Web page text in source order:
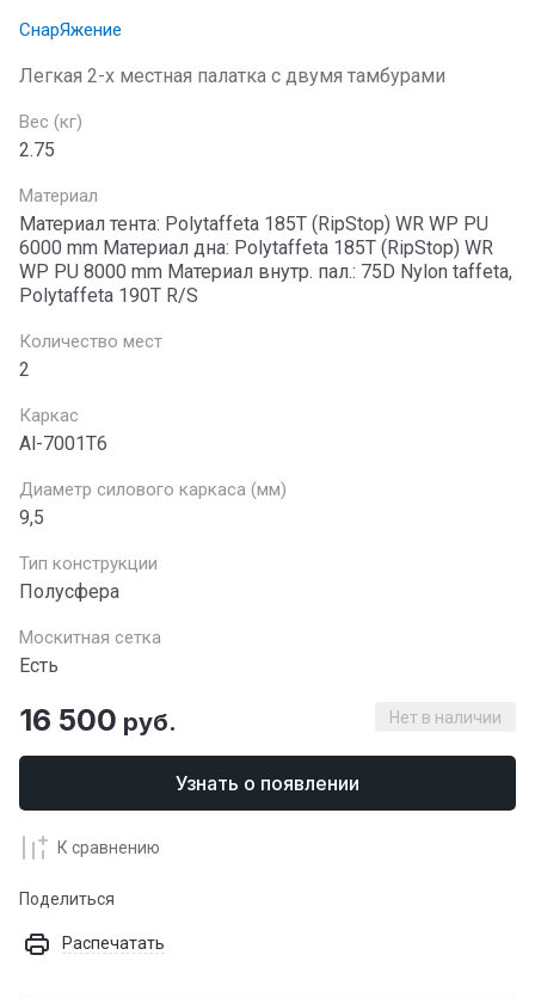
СнарЯжение
Легкая 2-х местная палатка с двумя тамбурами
Вес (кг)
2.75
Материал
Материал тента: Polytaffeta 185T (RipStop) WR WP PU
6000 mm Материал дна: Polytaffeta 185T (RipStop) WR
WP PU 8000 mm Материал внутр. пал.: 75D Nylon taffeta,
Polytaffeta 190T R/S
Количество мест
2
Каркас
Al-7001Т6
Диаметр силового каркаса (мм)
9,5
Тип конструкции
Полусфера
Москитная сетка
Есть
Нет в наличии
16 500 руб.
Узнать о появлении
К сравнению
Поделиться
Распечатать